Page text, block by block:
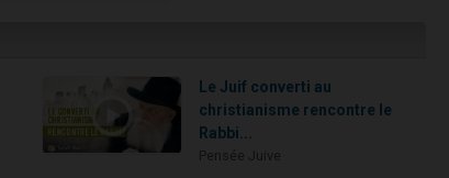
Le Juif converti au
christianisme rencontre le
Rabbi...